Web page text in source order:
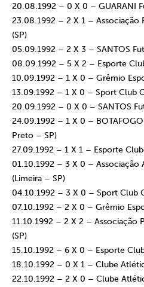
20.08.1992 – 0 X 0 – GUARANI
23.08.1992 – 2 X 1 – Associação
(SP)
05.09.1992 – 2 X 3 – SANTOS
08.09.1992 – 5 X 2 – Esporte
10.09.1992 – 1 X 0 – Grêmio
13.09.1992 – 1 X 0 – Sport Club
20.09.1992 – 0 X 0 – SANTOS
24.09.1992 – 1 X 0 –
Preto – SP)
27.09.1992 – 1 X 1 – Esporte
01.10.1992 – 3 X 0 – Associação
(Limeira – SP)
04.10.1992 – 3 X 0 – Sport Club
07.10.1992 – 2 X 0 – Grêmio
11.10.1992 – 2 X 2 – Associação
(SP)
15.10.1992 – 6 X 0 – Esporte
18.10.1992 – 0 X 1 – Clube
22.10.1992 – 2 X 0 – Clube